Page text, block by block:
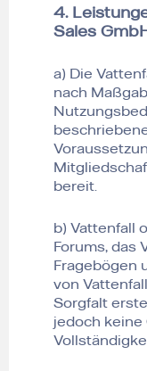
4.
Sales
a) Die
nach
bereit.
b) Vattenfall
Forums, das
Fragebögen
von
Sorgfalt
jedoch keine